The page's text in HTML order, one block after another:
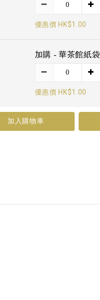
優惠價 HK$1.00
加購 - 華茶館紙袋
優惠價 HK$1.00
加入購物車